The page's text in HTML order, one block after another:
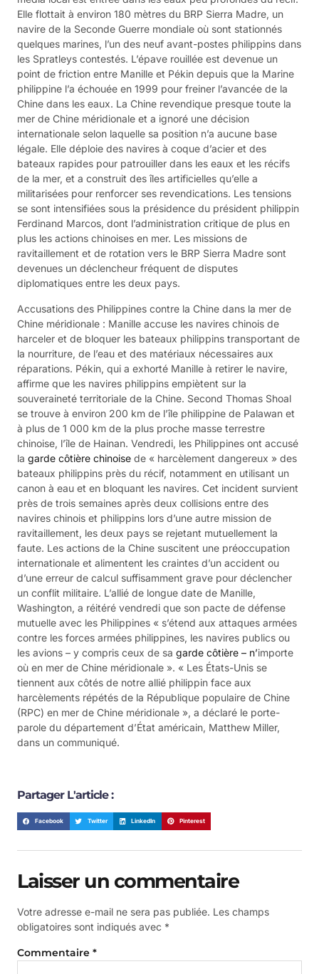
Elle flottait à environ 180 mètres du BRP Sierra Madre, un
navire de la Seconde Guerre mondiale où sont stationnés
quelques marines, l’un des neuf avant-postes philippins dans
les Spratleys contestés. L’épave rouillée est devenue un
point de friction entre Manille et Pékin depuis que la Marine
philippine l’a échouée en 1999 pour freiner l’avancée de la
Chine dans les eaux. La Chine revendique presque toute la
mer de Chine méridionale et a ignoré une décision
internationale selon laquelle sa position n’a aucune base
légale. Elle déploie des navires à coque d’acier et des
bateaux rapides pour patrouiller dans les eaux et les récifs
de la mer, et a construit des îles artificielles qu’elle a
militarisées pour renforcer ses revendications. Les tensions
se sont intensifiées sous la présidence du président philippin
Ferdinand Marcos, dont l’administration critique de plus en
plus les actions chinoises en mer. Les missions de
ravitaillement et de rotation vers le BRP Sierra Madre sont
devenues un déclencheur fréquent de disputes
diplomatiques entre les deux pays.
Accusations des Philippines contre la Chine dans la mer de
Chine méridionale : Manille accuse les navires chinois de
harceler et de bloquer les bateaux philippins transportant de
la nourriture, de l’eau et des matériaux nécessaires aux
réparations. Pékin, qui a exhorté Manille à retirer le navire,
affirme que les navires philippins empiètent sur la
souveraineté territoriale de la Chine. Second Thomas Shoal
se trouve à environ 200 km de l’île philippine de Palawan et
à plus de 1 000 km de la plus proche masse terrestre
chinoise, l’île de Hainan. Vendredi, les Philippines ont accusé
la garde côtière chinoise de « harcèlement dangereux » des
bateaux philippins près du récif, notamment en utilisant un
canon à eau et en bloquant les navires. Cet incident survient
près de trois semaines après deux collisions entre des
navires chinois et philippins lors d’une autre mission de
ravitaillement, les deux pays se rejetant mutuellement la
faute. Les actions de la Chine suscitent une préoccupation
internationale et alimentent les craintes d’un accident ou
d’une erreur de calcul suffisamment grave pour déclencher
un conflit militaire. L’allié de longue date de Manille,
Washington, a réitéré vendredi que son pacte de défense
mutuelle avec les Philippines « s’étend aux attaques armées
contre les forces armées philippines, les navires publics ou
les avions – y compris ceux de sa garde côtière – n’importe
où en mer de Chine méridionale ». « Les États-Unis se
tiennent aux côtés de notre allié philippin face aux
harcèlements répétés de la République populaire de Chine
(RPC) en mer de Chine méridionale », a déclaré le porte-
parole du département d’État américain, Matthew Miller,
dans un communiqué.
Partager L'article :
Facebook Twitter LinkedIn Pinterest
Laisser un commentaire
Votre adresse e-mail ne sera pas publiée. Les champs
obligatoires sont indiqués avec *
Commentaire *